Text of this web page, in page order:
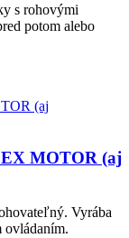
s rohovými
potom alebo
MOTOR (aj
Vyrába
ovládaním.